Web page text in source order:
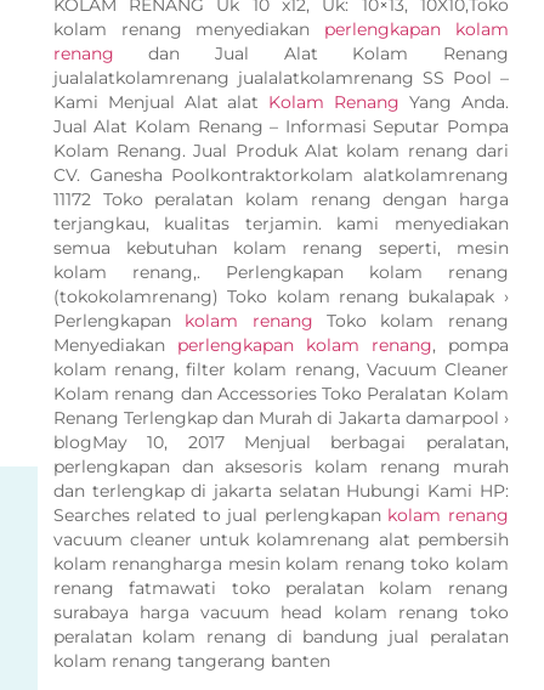
KOLAM RENANG Uk 10 x12, Uk: 10×13, 10X10,Toko
kolam renang menyediakan perlengkapan kolam
renang dan Jual Alat Kolam Renang
jualalatkolamrenang jualalatkolamrenang SS Pool –
Kami Menjual Alat alat Kolam Renang Yang Anda.
Jual Alat Kolam Renang – Informasi Seputar Pompa
Kolam Renang. Jual Produk Alat kolam renang dari
CV. Ganesha Poolkontraktorkolam alatkolamrenang
11172 Toko peralatan kolam renang dengan harga
terjangkau, kualitas terjamin. kami menyediakan
semua kebutuhan kolam renang seperti, mesin
kolam renang,. Perlengkapan kolam renang
(tokokolamrenang) Toko kolam renang bukalapak ›
Perlengkapan kolam renang Toko kolam renang
Menyediakan perlengkapan kolam renang, pompa
kolam renang, filter kolam renang, Vacuum Cleaner
Kolam renang dan Accessories Toko Peralatan Kolam
Renang Terlengkap dan Murah di Jakarta damarpool ›
blogMay 10, 2017 Menjual berbagai peralatan,
perlengkapan dan aksesoris kolam renang murah
dan terlengkap di jakarta selatan Hubungi Kami HP:
Searches related to jual perlengkapan kolam renang
vacuum cleaner untuk kolamrenang alat pembersih
kolam renangharga mesin kolam renang toko kolam
renang fatmawati toko peralatan kolam renang
surabaya harga vacuum head kolam renang toko
peralatan kolam renang di bandung jual peralatan
kolam renang tangerang banten